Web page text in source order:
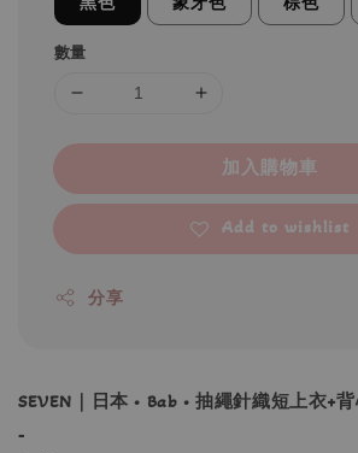
數量
加入購物車
Add to wishlist
分享
SEVEN｜日本 • Bab • 抽繩針織短上衣+
-